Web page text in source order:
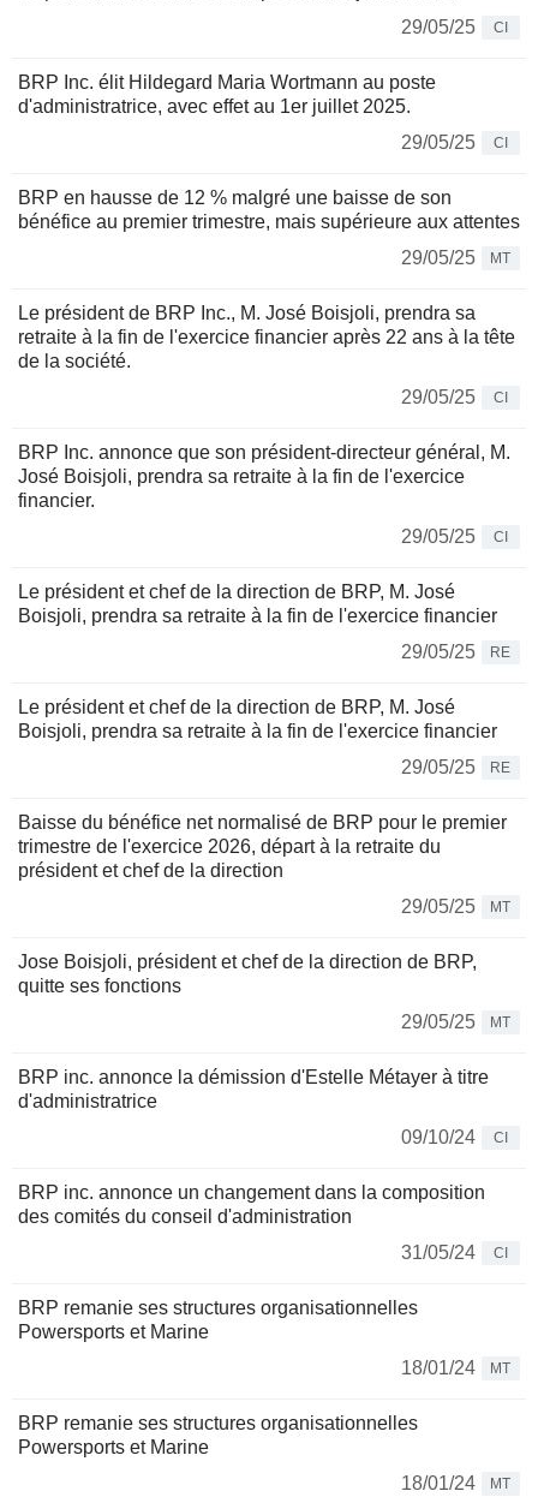
29/05/25
CI
BRP Inc. élit Hildegard Maria Wortmann au poste
d'administratrice, avec effet au 1er juillet 2025.
29/05/25
CI
BRP en hausse de 12 % malgré une baisse de son
bénéfice au premier trimestre, mais supérieure aux attentes
29/05/25
MT
Le président de BRP Inc., M. José Boisjoli, prendra sa
retraite à la fin de l'exercice financier après 22 ans à la tête
de la société.
29/05/25
CI
BRP Inc. annonce que son président-directeur général, M.
José Boisjoli, prendra sa retraite à la fin de l'exercice
financier.
29/05/25
CI
Le président et chef de la direction de BRP, M. José
Boisjoli, prendra sa retraite à la fin de l'exercice financier
29/05/25
RE
Le président et chef de la direction de BRP, M. José
Boisjoli, prendra sa retraite à la fin de l'exercice financier
29/05/25
RE
Baisse du bénéfice net normalisé de BRP pour le premier
trimestre de l'exercice 2026, départ à la retraite du
président et chef de la direction
29/05/25
MT
Jose Boisjoli, président et chef de la direction de BRP,
quitte ses fonctions
29/05/25
MT
BRP inc. annonce la démission d'Estelle Métayer à titre
d'administratrice
09/10/24
CI
BRP inc. annonce un changement dans la composition
des comités du conseil d'administration
31/05/24
CI
BRP remanie ses structures organisationnelles
Powersports et Marine
18/01/24
MT
BRP remanie ses structures organisationnelles
Powersports et Marine
18/01/24
MT